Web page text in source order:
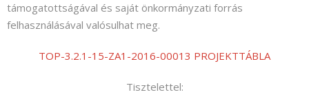
támogatottságával és saját önkormányzati forrás
felhasználásával valósulhat meg.
TOP-3.2.1-15-ZA1-2016-00013 PROJEKTTÁBLA
Tisztelettel: